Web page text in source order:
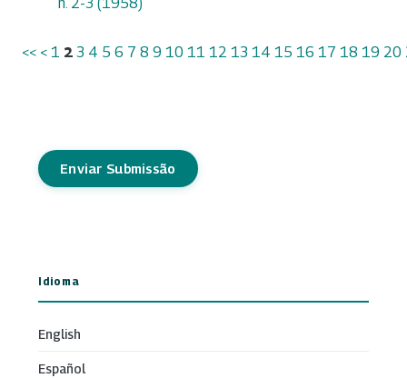
<< < 1 2 3 4 5 6 7 8 9 10 11 12 13 14 15 16 17 18 19 20
Enviar Submissão
Idioma
English
Español